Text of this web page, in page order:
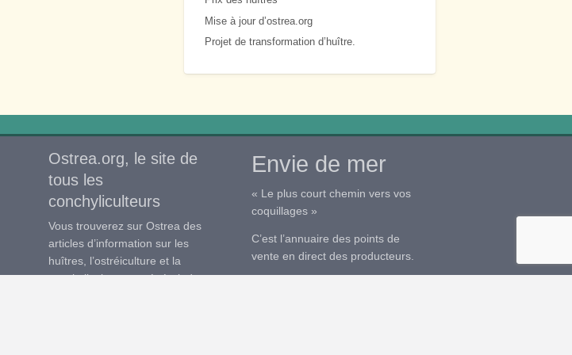
Mise à jour d’ostrea.org
Projet de transformation d’huître.
Ostrea.org, le site de
tous les
conchyliculteurs
Vous trouverez sur Ostrea des
articles d’information sur les
huîtres, l’ostréiculture et la
conchyliculture en général, des
Envie de mer
« Le plus court chemin vers vos
coquillages »
C’est l’annuaire des points de
vente en direct des producteurs.